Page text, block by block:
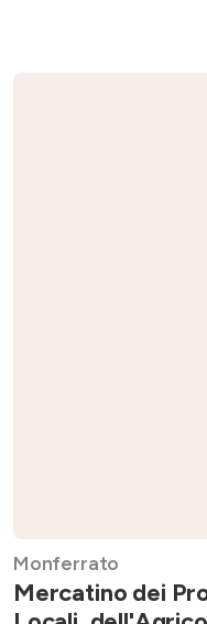
Monferrato
Mercatino dei